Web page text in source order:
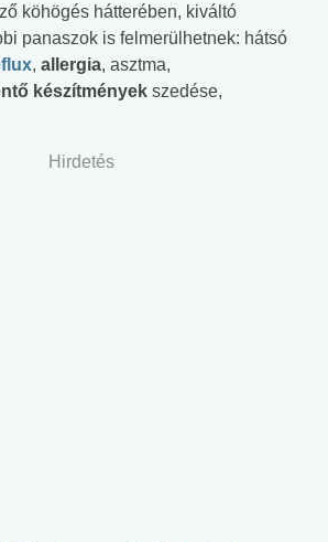
köhögés hátterében, kiváltó
panaszok is felmerülhetnek: hátsó
, allergia, asztma,
készítmények szedése,
Hirdetés